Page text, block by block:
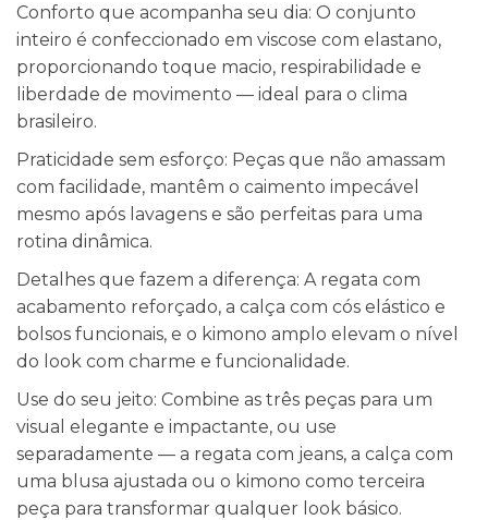
Conforto que acompanha seu dia: O conjunto
inteiro é confeccionado em viscose com elastano,
proporcionando toque macio, respirabilidade e
liberdade de movimento — ideal para o clima
brasileiro.
Praticidade sem esforço: Peças que não amassam
com facilidade, mantêm o caimento impecável
mesmo após lavagens e são perfeitas para uma
rotina dinâmica.
Detalhes que fazem a diferença: A regata com
acabamento reforçado, a calça com cós elástico e
bolsos funcionais, e o kimono amplo elevam o nível
do look com charme e funcionalidade.
Use do seu jeito: Combine as três peças para um
visual elegante e impactante, ou use
separadamente — a regata com jeans, a calça com
uma blusa ajustada ou o kimono como terceira
peça para transformar qualquer look básico.